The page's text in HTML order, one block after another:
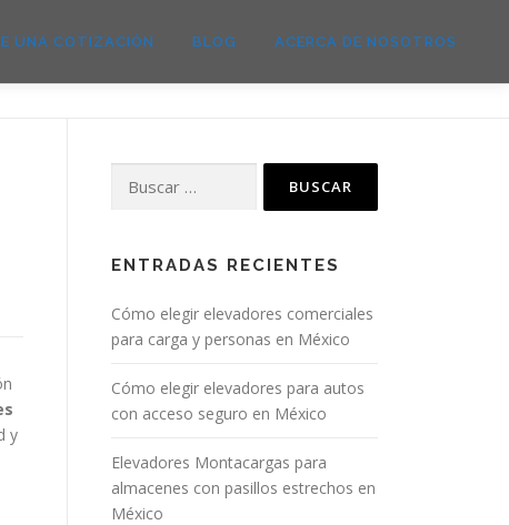
UNA COTIZACIÓN BLOG ACERCA DE NOSOTROS
y
ENTRADAS RECIENTES
Cómo elegir elevadores comerciales
para carga y personas en México
Cómo elegir elevadores para autos
con acceso seguro en México
Elevadores Montacargas para
almacenes con pasillos estrechos en
México